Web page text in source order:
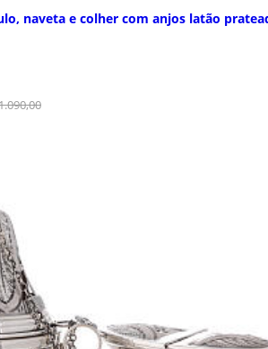
naveta e colher com anjos latão